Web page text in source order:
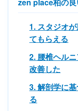
zen place柏の
1. スタジオ
てもらえる
2. 腰椎ヘル
改善した
3. 解剖学に
る